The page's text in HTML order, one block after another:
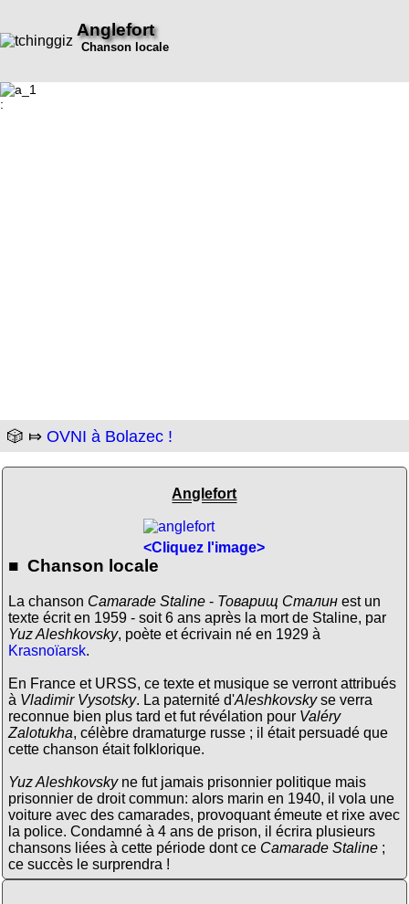
Anglefort
Chanson locale
:
🎲 ⤇ OVNI à Bolazec !
Anglefort
<Cliquez l'image>
■ Chanson locale
La chanson Camarade Staline- Товарищ Сталинest un
texte écrit en 1959 - soit 6 ans après la mort de Staline, par
Yuz Aleshkovsky, poète et écrivain né en 1929 à
Krasnoïarsk.
En France et URSS, ce texte et musique se verront attribués
à Vladimir Vysotsky. La paternité d'Aleshkovskyse verra
reconnue bien plus tard et fut révélation pour Valéry
Zalotukha, célèbre dramaturge russe ; il était persuadé que
cette chanson était folklorique.
Yuz Aleshkovskyne fut jamais prisonnier politique mais
prisonnier de droit commun: alors marin en 1940, il vola une
voiture avec des camarades, provoquant émeute et rixe avec
la police. Condamné à 4 ans de prison, il écrira plusieurs
chansons liées à cette période dont ce Camarade Staline;
ce succès le surprendra !